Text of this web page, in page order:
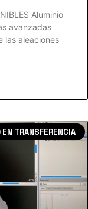
Aluminio
avanzadas
las aleaciones
TRANSFERENCIA